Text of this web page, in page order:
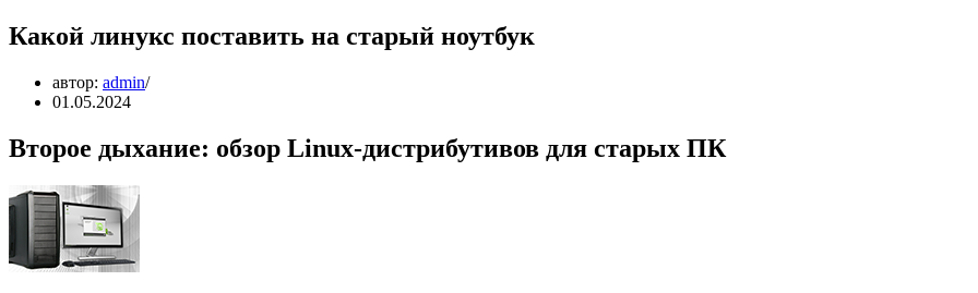
Какой линукс поставить на старый ноутбук
автор: admin
01.05.2024
Второе дыхание: обзор Linux-дистрибутивов для старых ПК